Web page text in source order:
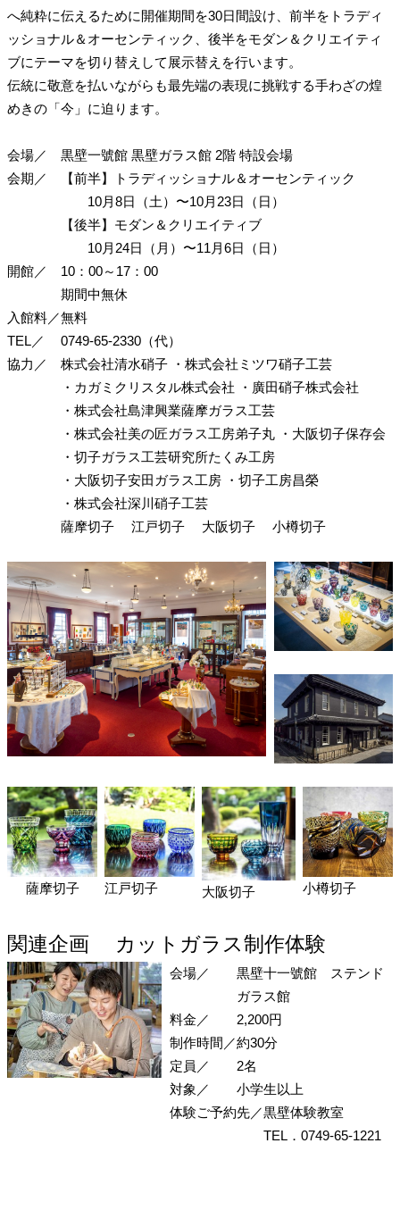
へ純粋に伝えるために開催期間を30日間設け、前半をトラディ
ッショナル＆オーセンティック、後半をモダン＆クリエイティ
ブにテーマを切り替えして展示替えを行います。
伝統に敬意を払いながらも最先端の表現に挑戦する手わざの煌
めきの「今」に迫ります。
会場／ 黒壁一號館 黒壁ガラス館 2階 特設会場
会期／
【前半】トラディッショナル＆オーセンティック
10月8日（土）〜10月23日（日）
【後半】モダン＆クリエイティブ
10月24日（月）〜11月6日（日）
開館／
10：00～17：00
期間中無休
入館料／無料
TEL／
0749-65-2330（代）
協力／
株式会社清水硝子 ・株式会社ミツワ硝子工芸
・カガミクリスタル株式会社
・廣田硝子株式会社
・株式会社島津興業薩摩ガラス工芸
・株式会社美の匠ガラス工房弟子丸 ・大阪切子保存会
・切子ガラス工芸研究所たくみ工房
・大阪切子安田ガラス工房 ・切子工房昌榮
・株式会社深川硝子工芸
薩摩切子
江戸切子 大阪切子 小樽切子
薩摩切子 江戸切子 大阪切子 小樽切子
関連企画 カットガラス制作体験
会場／
黒壁十一號館 ステンド
ガラス館
料金／
2,200円
制作時間／約30分
定員／
2名
対象／
小学生以上
体験ご予約先／黒壁体験教室
TEL．0749-65-1221